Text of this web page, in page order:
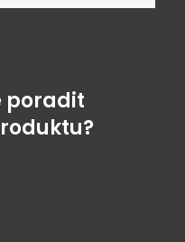
poradit